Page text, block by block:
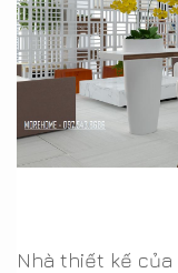
Nhà thiết kế